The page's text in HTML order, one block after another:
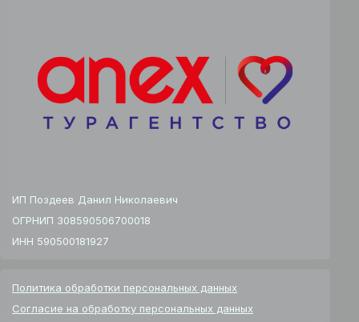
ИП Поздеев Данил Николаевич
ОГРНИП 308590506700018
ИНН 590500181927
Политика обработки персональных данных
Согласие на обработку персональных данных